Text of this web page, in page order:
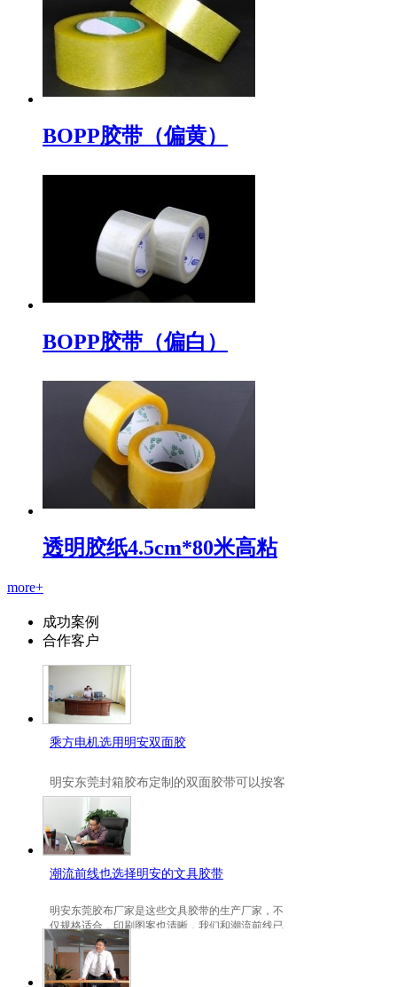
BOPP胶带（偏黄）
BOPP胶带（偏白）
透明胶纸4.5cm*80米高粘
more+
成功案例
合作客户
乘方电机选用明安双面胶
明安东莞封箱胶布定制 的双面胶带可以按客
是可以定做的，不仅如此，规格也是可以定
做的。
潮流前线也选择明安的文具胶带
明安东莞胶布厂家是这些文具胶带的生产厂家，不
仅规格适合，印刷图案也清晰，我们和潮流前线已
有3年的稳定合作关系。